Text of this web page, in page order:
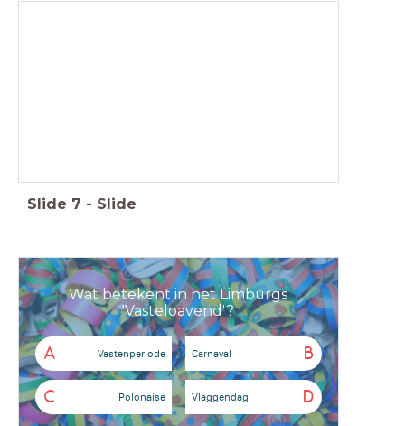
Slide 7 - Slide
Wat betekent in het Limburgs
'Vasteloavend'?
A Vastenperiode B
Carnaval
C Polonaise D
Vlaggendag